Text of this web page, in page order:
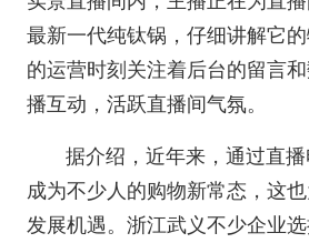
最新一代纯钛锅，仔细讲解它
的运营时刻关注着后台的留言
播互动，活跃直播间气氛。
据介绍，近年来，通过直
成为不少人的购物新常态，这
发展机遇。浙江武义不少企业选